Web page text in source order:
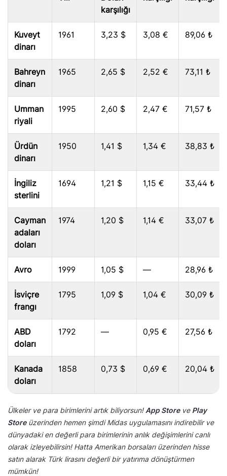
karşılığı
Kuveyt
dinarı
1961 3,23 $ 3,08 € 89,06 ₺
Bahreyn
dinarı
1965 2,65 $ 2,52 € 73,11 ₺
Umman
riyali
1995 2,60 $ 2,47 € 71,57 ₺
Ürdün
dinarı
1950 1,41 $ 1,34 € 38,83 ₺
İngiliz
sterlini
1694 1,21 $ 1,15 € 33,44 ₺
Cayman
adaları
doları
1974 1,20 $ 1,14 € 33,07 ₺
Avro 1999 1,05 $ — 28,96 ₺
İsviçre
frangı
1795 1,09 $ 1,04 € 30,09 ₺
ABD
doları
1792 — 0,95 € 27,56 ₺
Kanada
doları
1858 0,73 $ 0,69 € 20,04 ₺
Ülkeler ve para birimlerini artık biliyorsun! App Storeve Play
Store üzerinden hemen şimdi Midas uygulamasını indirebilir ve
dünyadaki en değerli para birimlerinin anlık değişimlerini canlı
olarak izleyebilirsin! Hatta Amerikan borsaları üzerinden hisse
satın alarak Türk lirasını değerli bir yatırıma dönüştürmen
mümkün!